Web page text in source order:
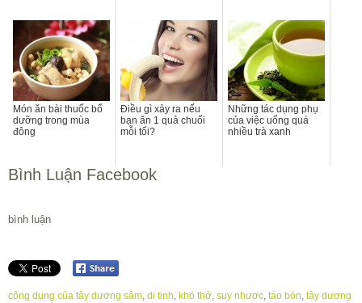
Món ăn bài thuốc bổ
dưỡng trong mùa
đông
Điều gì xảy ra nếu
bạn ăn 1 quả chuối
mỗi tối?
Những tác dụng phụ
của việc uống quá
nhiều trà xanh
Bình Luận Facebook
bình luận
công dụng của tây dương sâm, di tinh, khó thở, suy nhược, táo bón, tây dương